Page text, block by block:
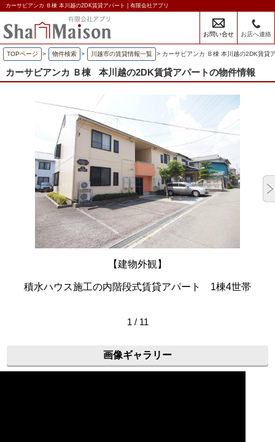
カーサビアンカ Ｂ棟 本川越の2DK賃貸アパート | 有限会社アプリ
お問い合せ お店へ連絡
TOPページ > 物件検索 > 川越市の賃貸情報一覧 > カーサビアンカ Ｂ棟 本川越の2DK賃貸
カーサビアンカ Ｂ棟 本川越の2DK賃貸アパートの物件情報
【建物外観】
積水ハウス施工の内階段式賃貸アパート 1棟4世帯
1 / 11
画像ギャラリー